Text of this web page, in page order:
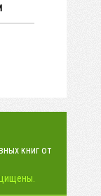
книг от